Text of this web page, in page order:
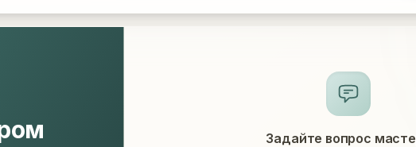
Задайте вопрос